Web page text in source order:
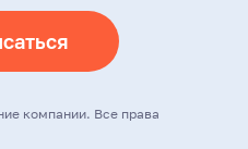
компании. Все права